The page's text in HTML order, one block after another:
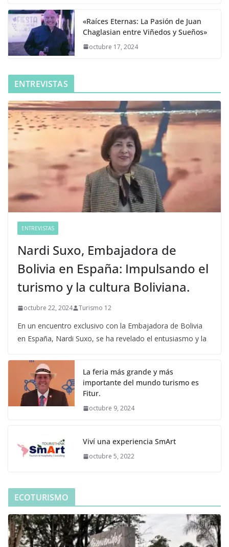
«Raíces Eternas: La Pasión de Juan
Chaglasian entre Viñedos y Sueños»
octubre 17, 2024
ENTREVISTAS
ENTREVISTAS
Nardi Suxo, Embajadora de
Bolivia en España: Impulsando el
turismo y la cultura Boliviana.
octubre 22, 2024 Turismo 12
En un encuentro exclusivo con la Embajadora de Bolivia
en España, Nardi Suxo, se ha revelado el entusiasmo y la
La feria más grande y más
importante del mundo turismo es
Fitur.
octubre 9, 2024
Viví una experiencia SmArt
octubre 5, 2022
ECOTURISMO